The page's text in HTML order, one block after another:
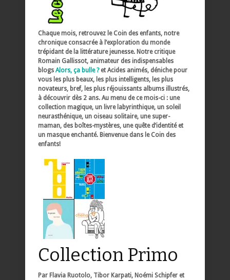
Chaque mois, retrouvez le Coin des enfants, notre
chronique consacrée à l’exploration du monde
trépidant de la littérature jeunesse. Notre critique
Romain Gallissot, animateur des indispensables
blogs Alors, ça bulle ?et Acides animés, déniche pour
vous les plus beaux, les plus intelligents, les plus
novateurs, bref, les plus réjouissants albums illustrés,
à découvrir dès 2 ans. Au menu de ce mois-ci : une
collection magique, un livre labyrinthique, un soleil
neurasthénique, un oiseau solitaire, une super-
maman, des boîtes-mystères, une quête d’identité et
un masque enchanté. Bienvenue dans le Coin des
enfants!
Collection Primo
Par Flavia Ruotolo, Tibor Karpati, Noémi Schipfer et